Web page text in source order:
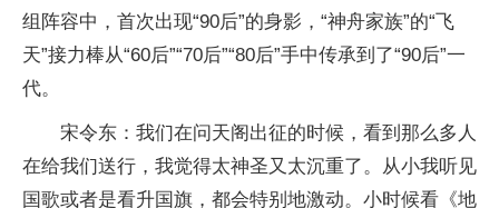
组阵容中，首次出现“90后”的身影，“神舟家族”的“飞
天”接力棒从“60后”“70后”“80后”手中传承到了“90后”一
代。
宋令东：我们在问天阁出征的时候，看到那么多人
在给我们送行，我觉得太神圣又太沉重了。从小我听见
国歌或者是看升国旗，都会特别地激动。小时候看《地